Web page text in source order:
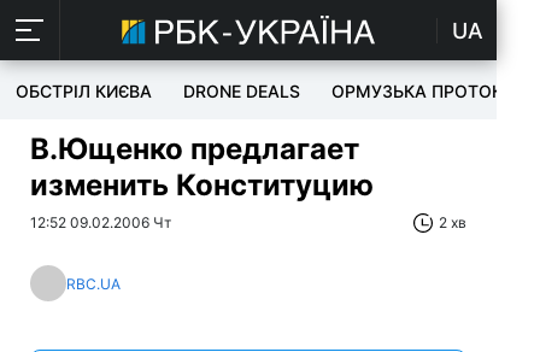
UA
ОБСТРІЛ КИЄВА DRONE DEALS ОРМУЗЬКА ПРОТОКА
В.Ющенко предлагает
изменить Конституцию
12:52 09.02.2006 Чт 2 хв
RBC.UA